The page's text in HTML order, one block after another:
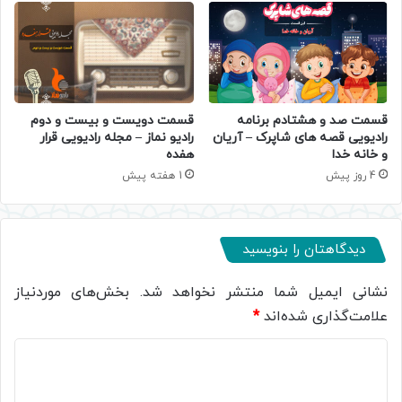
قسمت صد و هشتادم برنامه
رادیویی قصه های شاپرک – آریان
و خانه خدا
4 روز پیش
قسمت دویست و بیست و دوم
رادیو نماز – مجله رادیویی قرار
هفده
1 هفته پیش
دیدگاهتان را بنویسید
نشانی ایمیل شما منتشر نخواهد شد. بخش‌های موردنیاز
علامت‌گذاری شده‌اند*